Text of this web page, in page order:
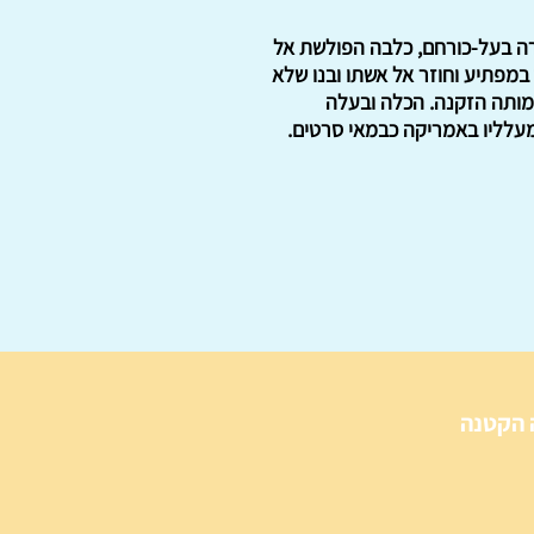
בעל-כורחם, כלבה הפולשת אל
וחוזר אל אשתו ובנו שלא
הזקנה. הכלה ובעלה
באמריקה כבמאי סרטים.
הקטנה